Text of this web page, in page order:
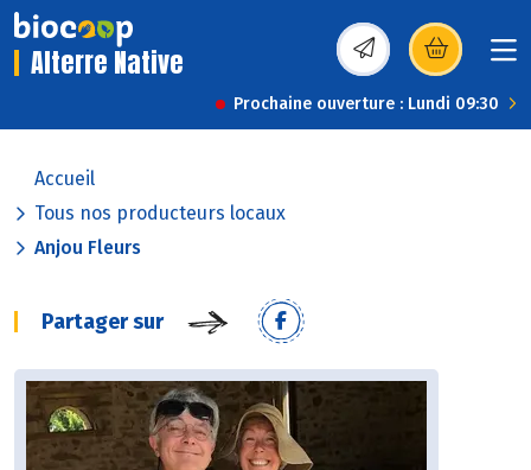
Alterre Native (s’ouvre dans une
Prochaine ouverture : Lundi 09:30
Accueil
Tous nos producteurs locaux
Anjou Fleurs
Partager sur